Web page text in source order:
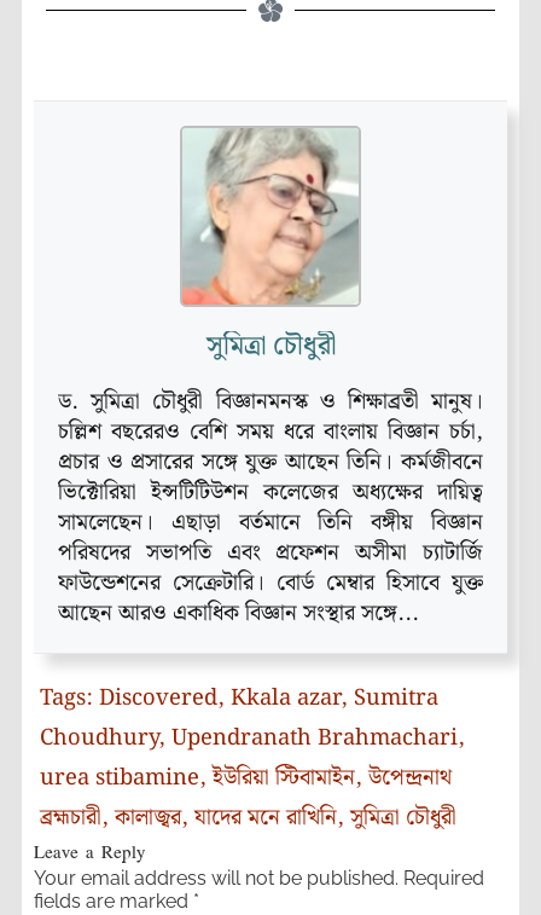
সুমিত্রা চৌধুরী
ড. সুমিত্রা চৌধুরী বিজ্ঞানমনস্ক ও শিক্ষাব্রতী মানুষ।
চল্লিশ বছরেরও বেশি সময় ধরে বাংলায় বিজ্ঞান চর্চা,
প্রচার ও প্রসারের সঙ্গে যুক্ত আছেন তিনি। কর্মজীবনে
ভিক্টোরিয়া ইন্সটিটিউশন কলেজের অধ্যক্ষের দায়িত্ব
সামলেছেন। এছাড়া বর্তমানে তিনি বঙ্গীয় বিজ্ঞান
পরিষদের সভাপতি এবং প্রফেশন অসীমা চ্যাটার্জি
ফাউন্ডেশনের সেক্রেটারি। বোর্ড মেম্বার হিসাবে যুক্ত
আছেন আরও একাধিক বিজ্ঞান সংস্থার সঙ্গে...
Tags: Discovered, Kkala azar, Sumitra
Choudhury, Upendranath Brahmachari,
urea stibamine,ইউরিয়া স্টিবামাইন,উপেন্দ্রনাথ
ব্রহ্মচারী,কালাজ্বর,যাদের মনে রাখিনি,সুমিত্রা চৌধুরী
Leave a Reply
Your email address will not be published. Required
fields are marked *